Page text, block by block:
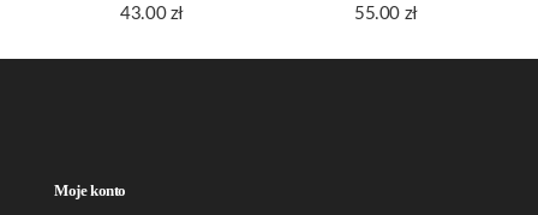
43.00 zł
55.00 zł
Moje konto